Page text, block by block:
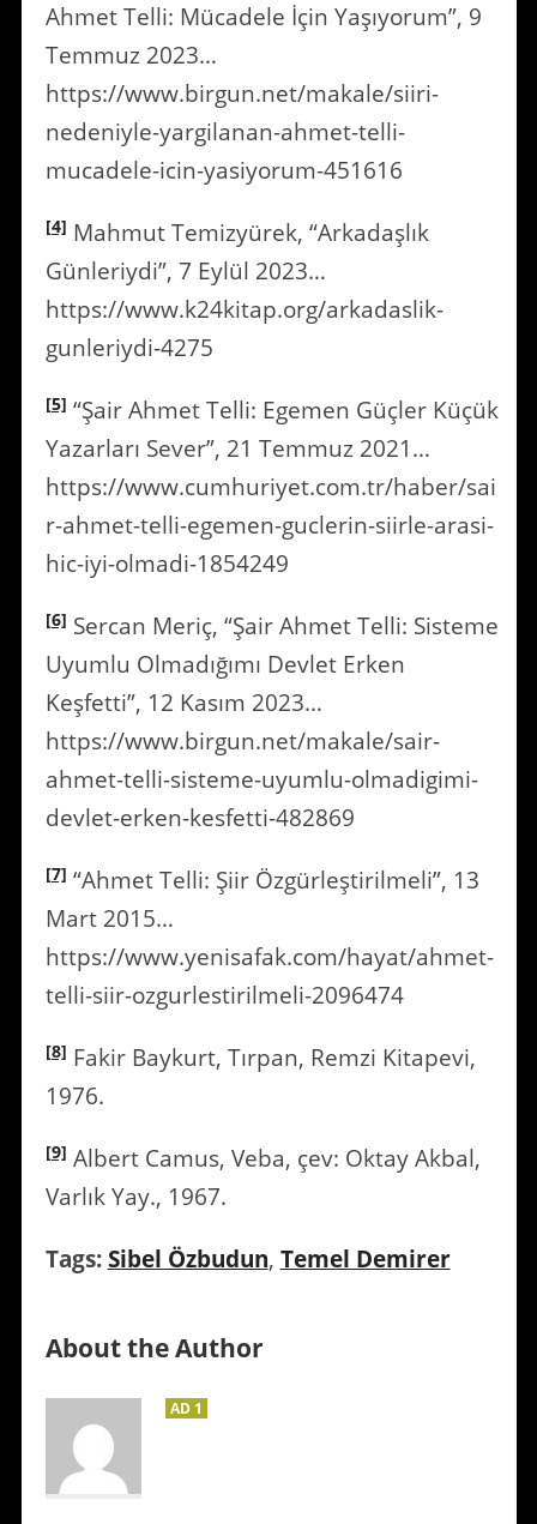
Ahmet Telli: Mücadele İçin Yaşıyorum”, 9
Temmuz 2023…
https://www.birgun.net/makale/siiri-
nedeniyle-yargilanan-ahmet-telli-
mucadele-icin-yasiyorum-451616
[4] Mahmut Temizyürek, “Arkadaşlık
Günleriydi”, 7 Eylül 2023…
https://www.k24kitap.org/arkadaslik-
gunleriydi-4275
[5] “Şair Ahmet Telli: Egemen Güçler Küçük
Yazarları Sever”, 21 Temmuz 2021…
https://www.cumhuriyet.com.tr/haber/sai
r-ahmet-telli-egemen-guclerin-siirle-arasi-
hic-iyi-olmadi-1854249
[6] Sercan Meriç, “Şair Ahmet Telli: Sisteme
Uyumlu Olmadığımı Devlet Erken
Keşfetti”, 12 Kasım 2023…
https://www.birgun.net/makale/sair-
ahmet-telli-sisteme-uyumlu-olmadigimi-
devlet-erken-kesfetti-482869
[7] “Ahmet Telli: Şiir Özgürleştirilmeli”, 13
Mart 2015…
https://www.yenisafak.com/hayat/ahmet-
telli-siir-ozgurlestirilmeli-2096474
[8] Fakir Baykurt, Tırpan, Remzi Kitapevi,
1976.
[9] Albert Camus, Veba, çev: Oktay Akbal,
Varlık Yay., 1967.
Tags: Sibel Özbudun, Temel Demirer
About the Author
AD 1